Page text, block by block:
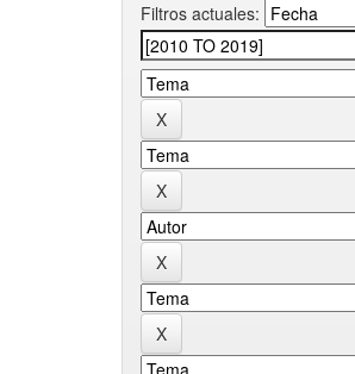
Filtros actuales: